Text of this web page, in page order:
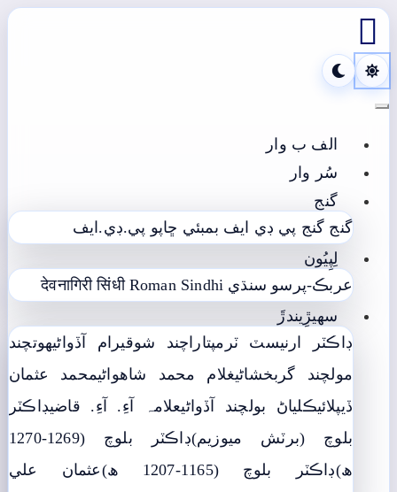

Toggle navigation
الف ب وار
سُر وار
گنج
گنج گنج پي ڊي ايف بمبئي ڇاپو پي.ڊي.ايف
لِپِيُون
عربڪ-پرسو سنڌي
देवनागिरी सिंधी Roman Sindhi
سھيڙِيندڙَ
ڊاڪٽر ارنيسٽ ٽرمپتاراچند شوقيرام آڏواڻيھوتچند
مولچند گربخشاڻيغلام محمد شاھواڻيمحمد عثمان
ڏيپلائيڪلياڻ بولچند آڏواڻيعلامہ آءِ. آءِ. قاضيڊاڪٽر
بلوچ (برٽش ميوزيم)
ڊاڪٽر بلوچ (1269-1270
ھ)ڊاڪٽر بلوچ (1165-1207 ھ)
عثمان علي